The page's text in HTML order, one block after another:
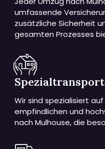
umfassende
zusätzliche Sicherheit
gesamten Prozesses
Wir sind spezialisiert
empfindlichen und
nach Mulhouse, die